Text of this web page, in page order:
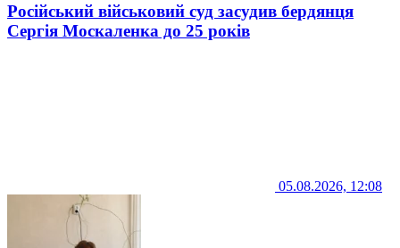
Російський військовий суд засудив бердянця
Сергія Москаленка до 25 років
05.08.2026, 12:08